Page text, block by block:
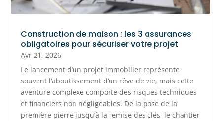
Construction de maison : les 3 assurances
obligatoires pour sécuriser votre projet
Avr 21, 2026
Le lancement d’un projet immobilier représente
souvent l’aboutissement d’un rêve de vie, mais cette
aventure complexe comporte des risques techniques
et financiers non négligeables. De la pose de la
première pierre jusqu’à la remise des clés, le chantier